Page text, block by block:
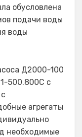
обусловлена
подачи воды
воды
Д2000-100
500.800С с
агрегаты
необходимые